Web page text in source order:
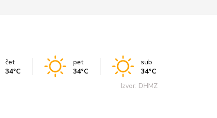
čet
34°C
pet
34°C
sub
34°C
Izvor: DHMZ